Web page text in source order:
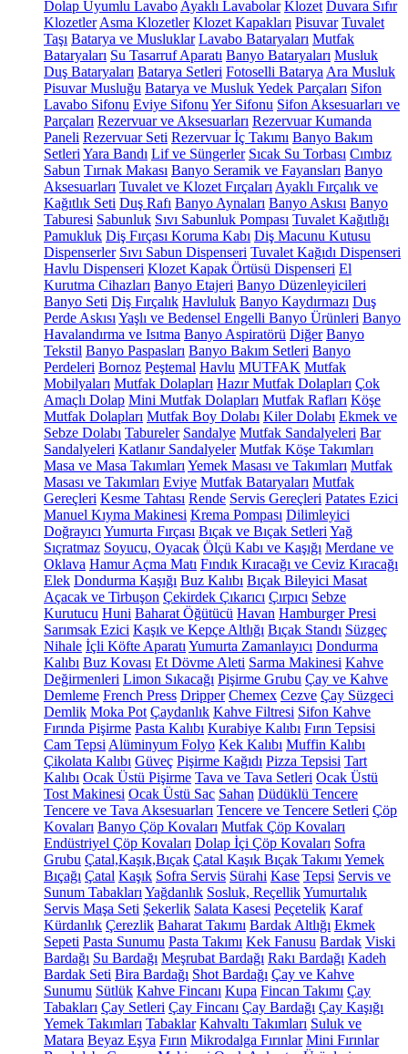
Dolap Uyumlu Lavabo Ayaklı Lavabolar Klozet Duvara Sıfır
Klozetler Asma Klozetler Klozet Kapakları Pisuvar Tuvalet
Taşı Batarya ve Musluklar Lavabo Bataryaları Mutfak
Bataryaları Su Tasarruf Aparatı Banyo Bataryaları Musluk
Duş Bataryaları Batarya Setleri Fotoselli Batarya Ara Musluk
Pisuvar Musluğu Batarya ve Musluk Yedek Parçaları Sifon
Lavabo Sifonu Eviye Sifonu Yer Sifonu Sifon Aksesuarları ve
Parçaları Rezervuar ve Aksesuarları Rezervuar Kumanda
Paneli Rezervuar Seti Rezervuar İç Takımı Banyo Bakım
Setleri Yara Bandı Lif ve Süngerler Sıcak Su Torbası Cımbız
Sabun Tırnak Makası Banyo Seramik ve Fayansları Banyo
Aksesuarları Tuvalet ve Klozet Fırçaları Ayaklı Fırçalık ve
Kağıtlık Seti Duş Rafı Banyo Aynaları Banyo Askısı Banyo
Taburesi Sabunluk Sıvı Sabunluk Pompası Tuvalet Kağıtlığı
Pamukluk Diş Fırçası Koruma Kabı Diş Macunu Kutusu
Dispenserler Sıvı Sabun Dispenseri Tuvalet Kağıdı Dispenseri
Havlu Dispenseri Klozet Kapak Örtüsü Dispenseri El
Kurutma Cihazları Banyo Etajeri Banyo Düzenleyicileri
Banyo Seti Diş Fırçalık Havluluk Banyo Kaydırmazı Duş
Perde Askısı Yaşlı ve Bedensel Engelli Banyo Ürünleri Banyo
Havalandırma ve Isıtma Banyo Aspiratörü Diğer Banyo
Tekstil Banyo Paspasları Banyo Bakım Setleri Banyo
Perdeleri Bornoz Peştemal Havlu MUTFAK Mutfak
Mobilyaları Mutfak Dolapları Hazır Mutfak Dolapları Çok
Amaçlı Dolap Mini Mutfak Dolapları Mutfak Rafları Köşe
Mutfak Dolapları Mutfak Boy Dolabı Kiler Dolabı Ekmek ve
Sebze Dolabı Tabureler Sandalye Mutfak Sandalyeleri Bar
Sandalyeleri Katlanır Sandalyeler Mutfak Köşe Takımları
Masa ve Masa Takımları Yemek Masası ve Takımları Mutfak
Masası ve Takımları Eviye Mutfak Bataryaları Mutfak
Gereçleri Kesme Tahtası Rende Servis Gereçleri Patates Ezici
Manuel Kıyma Makinesi Krema Pompası Dilimleyici
Doğrayıcı Yumurta Fırçası Bıçak ve Bıçak Setleri Yağ
Sıçratmaz Soyucu, Oyacak Ölçü Kabı ve Kaşığı Merdane ve
Oklava Hamur Açma Matı Fındık Kıracağı ve Ceviz Kıracağı
Elek Dondurma Kaşığı Buz Kalıbı Bıçak Bileyici Masat
Açacak ve Tirbuşon Çekirdek Çıkarıcı Çırpıcı Sebze
Kurutucu Huni Baharat Öğütücü Havan Hamburger Presi
Sarımsak Ezici Kaşık ve Kepçe Altlığı Bıçak Standı Süzgeç
Nihale İçli Köfte Aparatı Yumurta Zamanlayıcı Dondurma
Kalıbı Buz Kovası Et Dövme Aleti Sarma Makinesi Kahve
Değirmenleri Limon Sıkacağı Pişirme Grubu Çay ve Kahve
Demleme French Press Dripper Chemex Cezve Çay Süzgeci
Demlik Moka Pot Çaydanlık Kahve Filtresi Sifon Kahve
Fırında Pişirme Pasta Kalıbı Kurabiye Kalıbı Fırın Tepsisi
Cam Tepsi Alüminyum Folyo Kek Kalıbı Muffin Kalıbı
Çikolata Kalıbı Güveç Pişirme Kağıdı Pizza Tepsisi Tart
Kalıbı Ocak Üstü Pişirme Tava ve Tava Setleri Ocak Üstü
Tost Makinesi Ocak Üstü Sac Sahan Düdüklü Tencere
Tencere ve Tava Aksesuarları Tencere ve Tencere Setleri Çöp
Kovaları Banyo Çöp Kovaları Mutfak Çöp Kovaları
Endüstriyel Çöp Kovaları Dolap İçi Çöp Kovaları Sofra
Grubu Çatal,Kaşık,Bıçak Çatal Kaşık Bıçak Takımı Yemek
Bıçağı Çatal Kaşık Sofra Servis Sürahi Kase Tepsi Servis ve
Sunum Tabakları Yağdanlık Sosluk, ReçellikYumurtalık
Servis Maşa Seti Şekerlik Salata Kasesi Peçetelik Karaf
Kürdanlık Çerezlik Baharat Takımı Bardak Altlığı Ekmek
Sepeti Pasta Sunumu Pasta Takımı Kek Fanusu Bardak Viski
Bardağı Su Bardağı Meşrubat Bardağı Rakı Bardağı Kadeh
Bardak Seti Bira Bardağı Shot Bardağı Çay ve Kahve
Sunumu Sütlük Kahve Fincanı Kupa Fincan Takımı Çay
Tabakları Çay Setleri Çay Fincanı Çay Bardağı Çay Kaşığı
Yemek Takımları Tabaklar Kahvaltı Takımları Suluk ve
Matara Beyaz Eşya Fırın Mikrodalga Fırınlar Mini Fırınlar